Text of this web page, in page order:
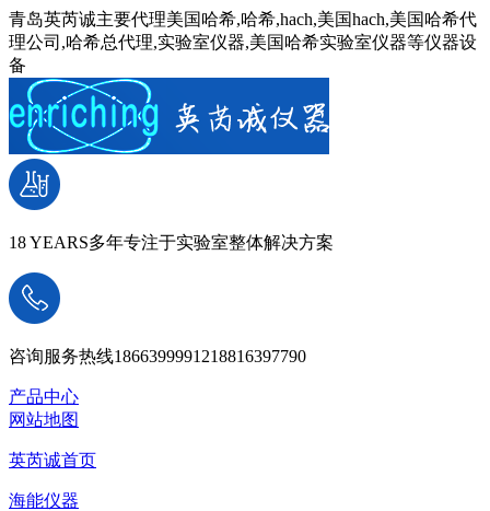
青岛英芮诚主要代理美国哈希,哈希,hach,美国hach,美国哈希代
理公司,哈希总代理,实验室仪器,美国哈希实验室仪器等仪器设
备
18 YEARS多年专注于实验室整体解决方案
咨询服务热线1866399991218816397790
产品中心
网站地图
英芮诚首页
海能仪器